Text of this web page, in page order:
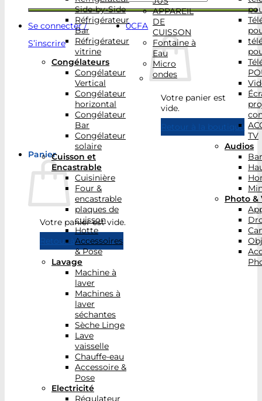
Se connecter /
S’inscrire
0CFA
Votre panier est
vide.
Retour à la boutique
Panier
Votre panier est vide.
Retour à la boutique
Side-by-Side
Réfrigérateur
Bar
Réfrigérateur
vitrine
Congélateurs
Congélateur
Vertical
Congélateur
horizontal
Congélateur
Bar
Congélateur
solaire
Cuisson et
Encastrable
Cuisinière
Four &
encastrable
plaques de
cuisson
Hotte
Accessoires
& Pose
Lavage
Machine à
laver
Machines à
laver
séchantes
Sèche Linge
Lave
vaisselle
Chauffe-eau
Accessoire &
Pose
Electricité
Régulateur
APPAREIL
DE
CUISSON
Fontaine à
Eau
Micro
ondes
TV
Audios
Photo &